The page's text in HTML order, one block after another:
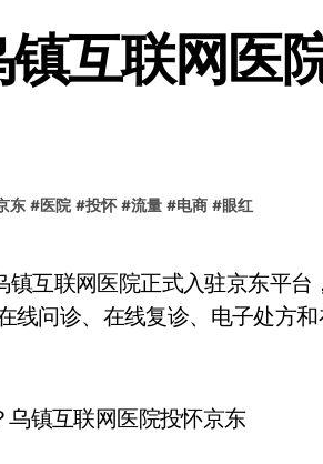
测
互联网医
东 #医院 #投怀 #流量 #电商 #眼红
线问诊、在线复诊、电子处方